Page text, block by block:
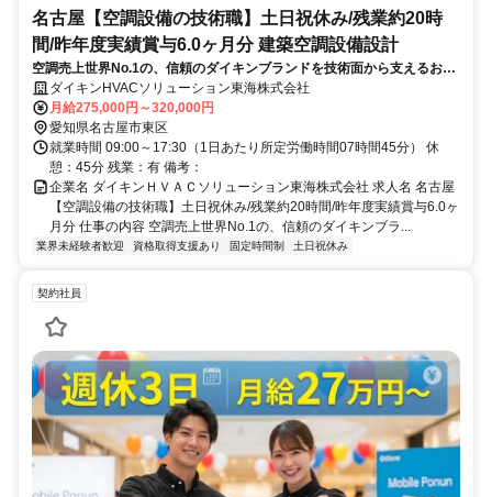
名古屋【空調設備の技術職】土日祝休み/残業約20時
間/昨年度実績賞与6.0ヶ月分 建築空調設備設計
空調売上世界No.1の、信頼のダイキンブランドを技術面から支えるお仕
事です。
ダイキンHVACソリューション東海株式会社
月給275,000円～320,000円
愛知県名古屋市東区
就業時間 09:00～17:30（1日あたり所定労働時間07時間45分） 休
憩：45分 残業：有 備考：
企業名 ダイキンＨＶＡＣソリューション東海株式会社 求人名 名古屋
【空調設備の技術職】土日祝休み/残業約20時間/昨年度実績賞与6.0ヶ
月分 仕事の内容 空調売上世界No.1の、信頼のダイキンブラ...
業界未経験者歓迎 資格取得支援あり 固定時間制 土日祝休み
契約社員